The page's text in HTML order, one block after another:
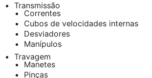
Transmissão
Correntes
Cubos de velocidades internas
Desviadores
Manípulos
Travagem
Manetes
Pinças